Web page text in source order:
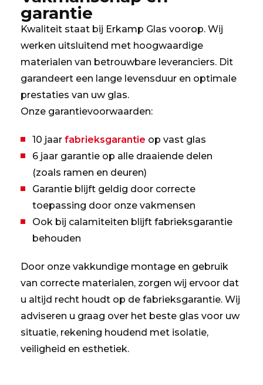
garantie
Kwaliteit staat bij Erkamp Glas voorop. Wij
werken uitsluitend met hoogwaardige
materialen van betrouwbare leveranciers. Dit
garandeert een lange levensduur en optimale
prestaties van uw glas.
Onze garantievoorwaarden:
10 jaar fabrieksgarantie op vast glas
6 jaar garantie op alle draaiende delen
(zoals ramen en deuren)
Garantie blijft geldig door correcte
toepassing door onze vakmensen
Ook bij calamiteiten blijft fabrieksgarantie
behouden
Door onze vakkundige montage en gebruik
van correcte materialen, zorgen wij ervoor dat
u altijd recht houdt op de fabrieksgarantie. Wij
adviseren u graag over het beste glas voor uw
situatie, rekening houdend met isolatie,
veiligheid en esthetiek.